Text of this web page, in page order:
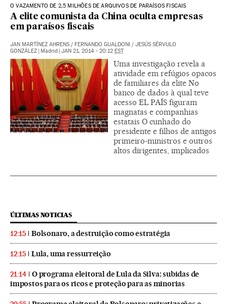
O VAZAMENTO DE 2,5 MILHÕES DE ARQUIVOS DE PARAÍSOS FISCAIS
A elite comunista da China oculta empresas
em paraísos fiscais
JAN MARTÍNEZ AHRENS / FERNANDO GUALDONI / JESÚS SÉRVULO
GONZÁLEZ | Madrid | JAN 21, 2014 - 20:12 EST
Uma investigação revela a
atividade em refúgios opacos
de familiares da elite No
banco de dados à qual teve
acesso EL PAÍS figuram
magnatas e companhias
estatais O cunhado do
presidente e filhos de antigos
primeiro-ministros e outros
altos dirigentes, implicados
ÚLTIMAS NOTICIAS
12:15 Bolsonaro, a destruição como estratégia
12:15 Lula, uma ressurreição
21:14
O programa eleitoral de Lula da Silva: subidas de
impostos para os ricos e proteção para as minorias